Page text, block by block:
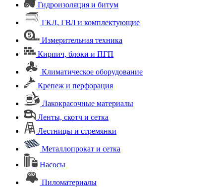
Гидроизоляция и битум
ГКЛ, ГВЛ и комплектующие
Измерительная техника
Кирпич, блоки и ПГП
Климатическое оборудование
Крепеж и перфорация
Лакокрасочные материалы
Ленты, скотч и сетка
Лестницы и стремянки
Металлопрокат и сетка
Насосы
Пиломатериалы